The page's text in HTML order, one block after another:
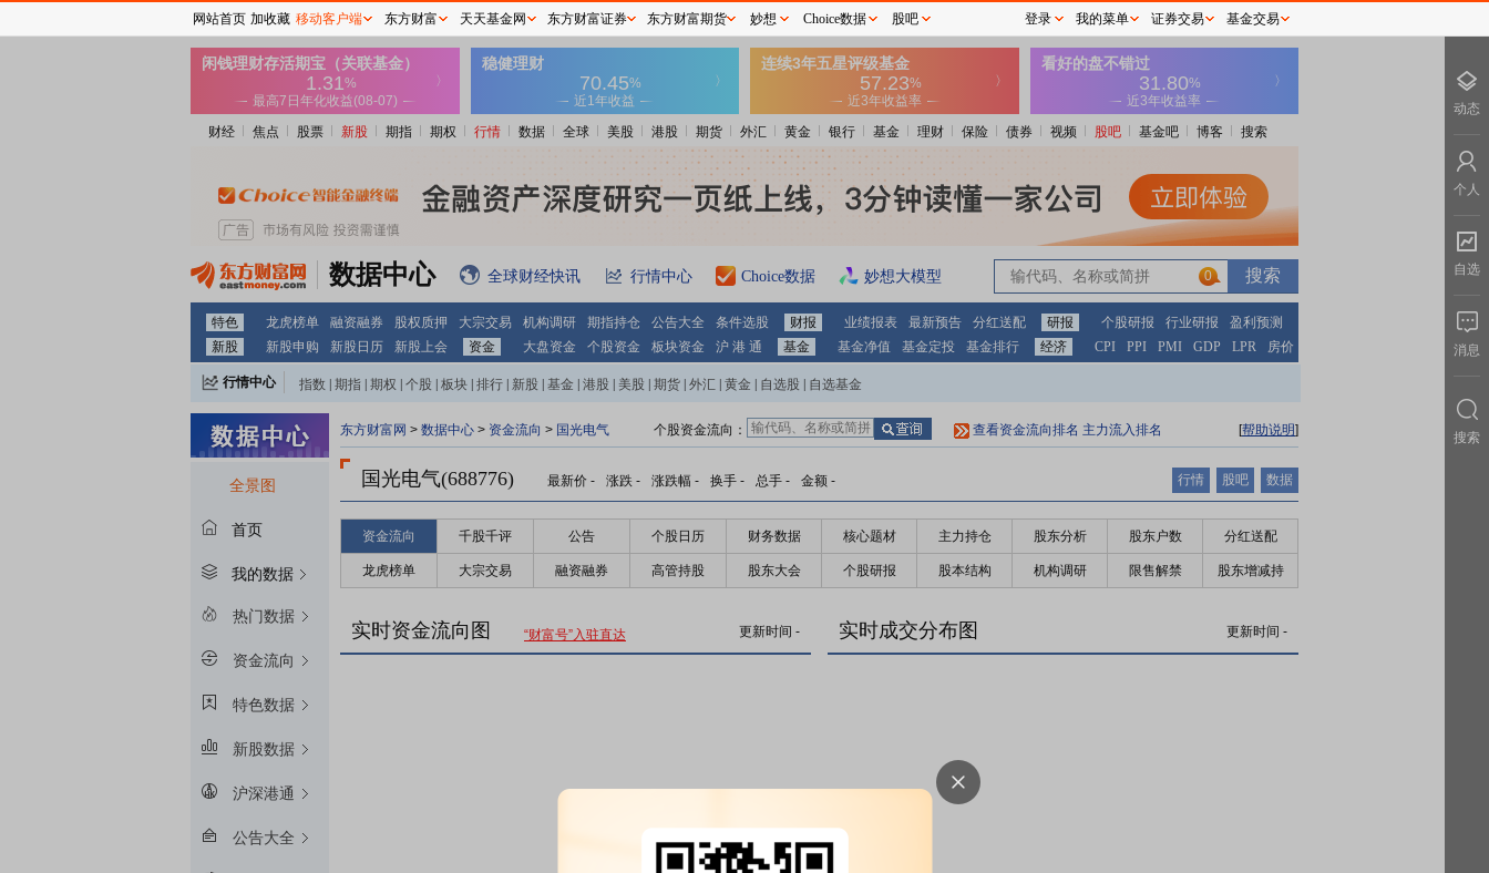
财经 焦点 股票 新股 期指 期权 行情 数据 全球 美股 港股 期货 外汇 黄金 银行 基金 理财 保险 债券 视频 股吧 基金吧 博客 搜索
数据中心 全球财经快讯 行情中心 Choice数据 妙想大模型 0
特色 龙虎榜单 融资融券 股权质押 大宗交易 机构调研 期指持仓 公告大全 条件选股 财报 业绩报表 最新预告 分红送配 研报 个股研报 行业研报
盈利预测
新股
新股申购 新股日历 新股上会 资金 大盘资金 个股资金 板块资金 沪 港 通 基金 基金净值 基金定投 基金排行 经济 CPI PPI PMI GDP LPR 房价
行情中心 指数 期指 期权 个股 板块 排行 新股 基金 港股 美股 期货 外汇 黄金 自选股 自选基金
全景图
首页
我的数据
热门数据
资金流向
特色数据
新股数据
沪深港通
公告大全
东方财富网 > 数据中心 > 资金流向 > 国光电气 个股资金流向： 查看资金流向排名 主力流入排名 [帮助说明]
国光电气(688776) 最新价 - 涨跌 - 涨跌幅 - 换手 - 总手 - 金额 - 行情 股吧 数据
资金流向 千股千评 公告 个股日历 财务数据 核心题材 主力持仓 股东分析 股东户数 分红送配
龙虎榜单 大宗交易 融资融券 高管持股 股东大会 个股研报 股本结构 机构调研 限售解禁 股东增减持
实时资金流向图 “财富号”入驻直达 更新时间 - 实时成交分布图 更新时间 -
网站首页 加收藏 移动客户端 东方财富 天天基金网 东方财富证券 东方财富期货 妙想 Choice数据 股吧 登录 我的菜单 证券交易 基金交易
动态
个人
自选
消息
搜索